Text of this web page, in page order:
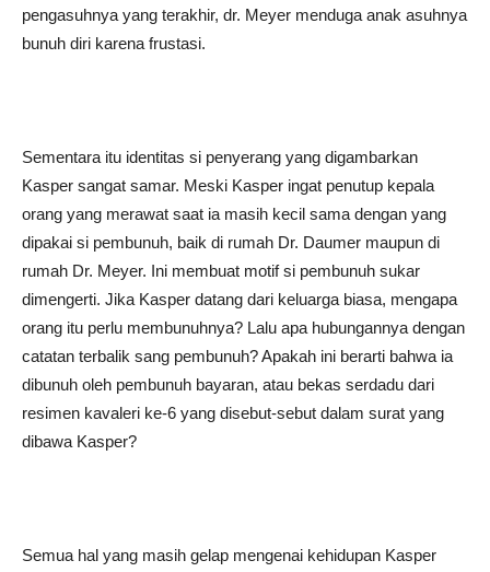
pengasuhnya yang terakhir, dr. Meyer menduga anak asuhnya
bunuh diri karena frustasi.
Sementara itu identitas si penyerang yang digambarkan
Kasper sangat samar. Meski Kasper ingat penutup kepala
orang yang merawat saat ia masih kecil sama dengan yang
dipakai si pembunuh, baik di rumah Dr. Daumer maupun di
rumah Dr. Meyer. Ini membuat motif si pembunuh sukar
dimengerti. Jika Kasper datang dari keluarga biasa, mengapa
orang itu perlu membunuhnya? Lalu apa hubungannya dengan
catatan terbalik sang pembunuh? Apakah ini berarti bahwa ia
dibunuh oleh pembunuh bayaran, atau bekas serdadu dari
resimen kavaleri ke-6 yang disebut-sebut dalam surat yang
dibawa Kasper?
Semua hal yang masih gelap mengenai kehidupan Kasper